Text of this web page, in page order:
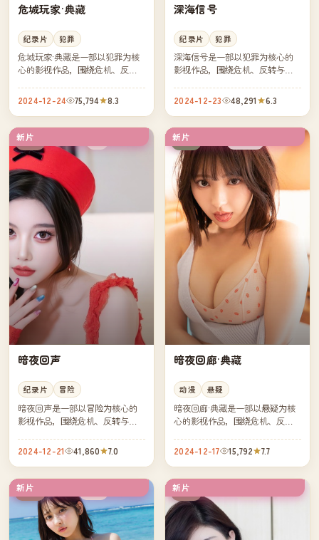
危城玩家·典藏
纪录片 犯罪
危城玩家·典藏是一部以犯罪为核
心的影视作品，围绕危机、反转
凑，值得推荐观看。
2024-12-24 75,794 8.3
深海信号
纪录片 犯罪
深海信号是一部以犯罪为核心的
影视作品，围绕危机、反转与人
得推荐观看。
2024-12-23 48,291 6.3
新片
中国
暗夜回声
纪录片 冒险
暗夜回声是一部以冒险为核心的
影视作品，围绕危机、反转与人
得推荐观看。
2024-12-21 41,860 7.0
新片
日本
暗夜回廊·典藏
动漫 悬疑
暗夜回廊·典藏是一部以悬疑为核
心的影视作品，围绕危机、反转
凑，值得推荐观看。
2024-12-17 15,792 7.7
新片
中国 新片
中国